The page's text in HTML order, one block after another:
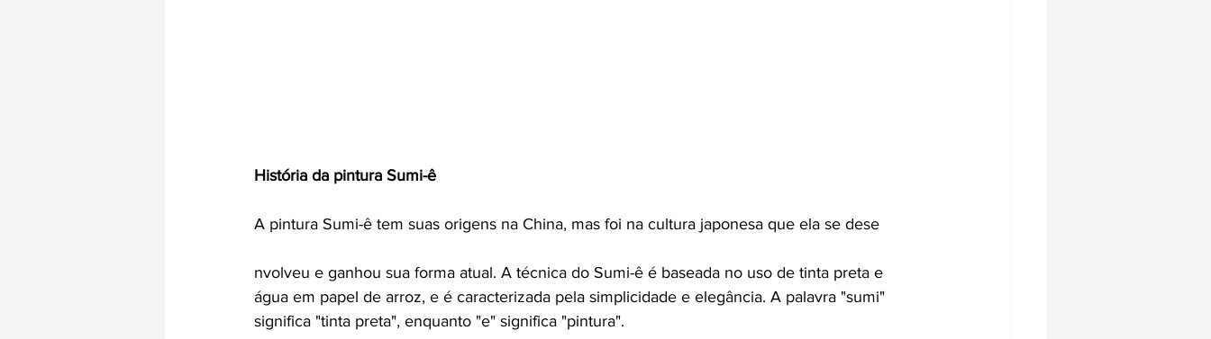
História da pintura Sumi-ê
A pintura Sumi-ê tem suas origens na China, mas foi na cultura japonesa que ela se dese
nvolveu e ganhou sua forma atual. A técnica do Sumi-ê é baseada no uso de tinta preta e
água em papel de arroz, e é caracterizada pela simplicidade e elegância. A palavra "sumi"
significa "tinta preta", enquanto "e" significa "pintura".